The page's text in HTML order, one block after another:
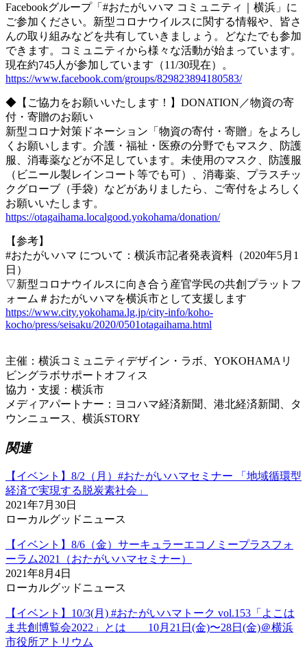
Facebookグループ「#おたがいハマ コミュニティ｜横浜」に
ご参加ください。新型コロナウイルスに関する情報や、皆さ
んの取り組みなどを共有していきましょう。どなたでも参加
できます。コミュニティから様々な活動が始まっています。
現在約745人が参加しています（11/30現在）。
https://www.facebook.com/groups/829823894180583/
◆【ご協力をお願いいたします！】DONATION／物資の寄
付・寄贈のお願い
新型コロナ対策ドネーション「物資の寄付・寄贈」をよろし
くお願いします。介護・福祉・医療の分野でもマスク、防護
服、消毒薬などが不足しています。未使用のマスク、防護服
（ビニール製レインコート等でも可）、消毒薬、プラスチッ
クグローブ（手袋）などがありましたら、ご寄付をよろしく
お願いいたします。
https://otagaihama.localgood.yokohama/donation/
【参考】
#おたがいハマ について：横浜市記者発表資料（2020年5月1
日）
▽新型コロナウイルスに向き合う産官学⺠の共創プラットフ
ォーム＃おたがいハマを横浜市として支援します
https://www.city.yokohama.lg.jp/city-info/koho-
kocho/press/seisaku/2020/0501otagaihama.html
主催：横浜コミュニティデザイン・ラボ、YOKOHAMAリ
ビングラボサポートオフィス
協力・支援：横浜市
メディアパートナー：ヨコハマ経済新聞、港北経済新聞、タ
ウンニュース、横浜STORY
関連
【イベント】8/2（月）#おたがいハマセミナー 「地域循環型
経済で実現する脱炭素社会」
2021年7月30日
ローカルグッドニュース
【イベント】8/6（金）サーキュラーエコノミープラスフォ
ーラム2021（おたがいハマセミナー）
2021年8月4日
ローカルグッドニュース
【イベント】10/3(月) #おたがいハマトーク vol.153「よこは
ま共創博覧会2022」とは 10月21日(金)〜28日(金)＠横浜
市役所アトリウム